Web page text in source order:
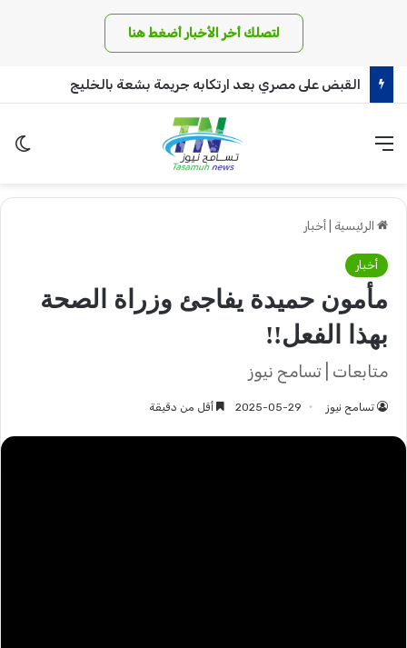
لتصلك أخر الأخبار أضغط هنا
القبض على مصري بعد ارتكابه جريمة بشعة بالخليج
القائمة
الرئيسية أخبار
أخبار
مأمون حميدة يفاجئ وزراة الصحة
بهذا الفعل!!
متابعات | تسامح نيوز
تسامح نيوز 2025-05-29 أقل من دقيقة